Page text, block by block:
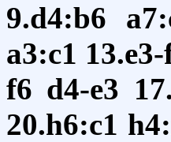
9.d4:b6
a3:c1
f6 d4-e3
20.h6:c1